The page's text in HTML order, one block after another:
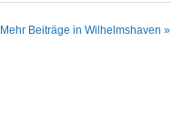
Mehr Beiträge in Wilhelmshaven »